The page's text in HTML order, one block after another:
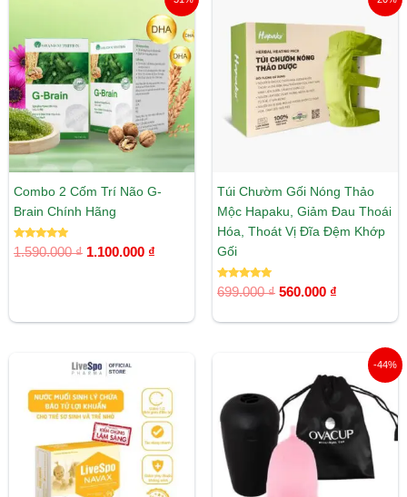
Combo 2 Cốm Trí Não G-
Brain Chính Hãng
Được xếp
hạng
1.590.000₫
1.590.000 ₫.
1.100.000 ₫
hiện
tại
là:
1.100.000 ₫.
Túi Chườm Gối Nóng Thảo
Mộc Hapaku, Giảm Đau Thoái
Hóa, Thoát Vị Đĩa Đệm Khớp
Gối
Được xếp
hạng
699.000₫
là:
699.000 ₫.
560.000 ₫
tại
là:
560.000 ₫.
-44%
là:
500.000 ₫.
hiện
tại
là:
280.000 ₫.